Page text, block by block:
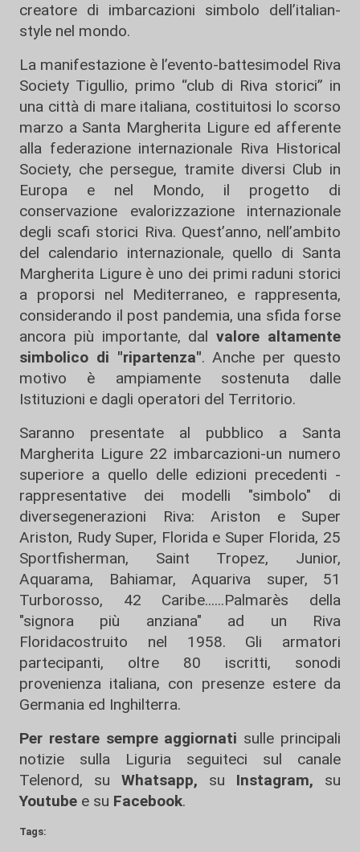
creatore di imbarcazioni simbolo dell’italian-
style nel mondo.
La manifestazione è l’evento-battesimodel Riva
Society Tigullio, primo “club di Riva storici” in
una città di mare italiana, costituitosi lo scorso
marzo a Santa Margherita Ligure ed afferente
alla federazione internazionale Riva Historical
Society, che persegue, tramite diversi Club in
Europa e nel Mondo, il progetto di
conservazione evalorizzazione internazionale
degli scafi storici Riva. Quest’anno, nell’ambito
del calendario internazionale, quello di Santa
Margherita Ligure è uno dei primi raduni storici
a proporsi nel Mediterraneo, e rappresenta,
considerando il post pandemia, una sfida forse
ancora più importante, dalvalore altamente
simbolico di "ripartenza". Anche per questo
motivo è ampiamente sostenuta dalle
Istituzioni e dagli operatori del Territorio.
Saranno presentate al pubblico a Santa
Margherita Ligure 22 imbarcazioni-un numero
superiore a quello delle edizioni precedenti -
rappresentative dei modelli "simbolo" di
diversegenerazioni Riva: Ariston e Super
Ariston, Rudy Super, Florida e Super Florida, 25
Sportfisherman, Saint Tropez, Junior,
Aquarama, Bahiamar, Aquariva super, 51
Turborosso, 42 Caribe......Palmarès della
"signora più anziana" ad un Riva
Floridacostruito nel 1958. Gli armatori
partecipanti, oltre 80 iscritti, sonodi
provenienza italiana, con presenze estere da
Germania ed Inghilterra.
Per restare sempre aggiornati sulle principali
notizie sulla Liguria seguiteci sul canale
Telenord, su
Whatsapp, su Instagram, su
Youtube e su Facebook.
Tags: